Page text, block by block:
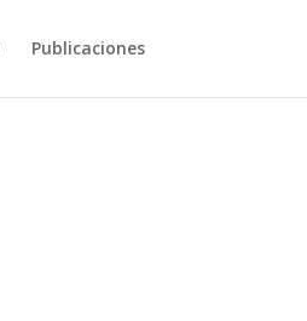
Publicaciones